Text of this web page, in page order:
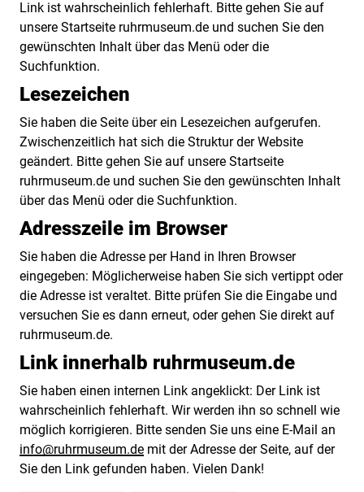
Link ist wahrscheinlich fehlerhaft. Bitte gehen Sie auf
unsere Startseite ruhrmuseum.de und suchen Sie den
gewünschten Inhalt über das Menü oder die
Suchfunktion.
Lesezeichen
Sie haben die Seite über ein Lesezeichen aufgerufen.
Zwischenzeitlich hat sich die Struktur der Website
geändert. Bitte gehen Sie auf unsere Startseite
ruhrmuseum.de und suchen Sie den gewünschten Inhalt
über das Menü oder die Suchfunktion.
Adresszeile im Browser
Sie haben die Adresse per Hand in Ihren Browser
eingegeben: Möglicherweise haben Sie sich vertippt oder
die Adresse ist veraltet. Bitte prüfen Sie die Eingabe und
versuchen Sie es dann erneut, oder gehen Sie direkt auf
ruhrmuseum.de.
Link innerhalb ruhrmuseum.de
Sie haben einen internen Link angeklickt: Der Link ist
wahrscheinlich fehlerhaft. Wir werden ihn so schnell wie
möglich korrigieren. Bitte senden Sie uns eine E-Mail an
info@ruhrmuseum.de mit der Adresse der Seite, auf der
Sie den Link gefunden haben. Vielen Dank!